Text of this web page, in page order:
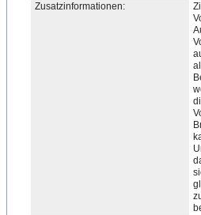
Zusatzinformationen: